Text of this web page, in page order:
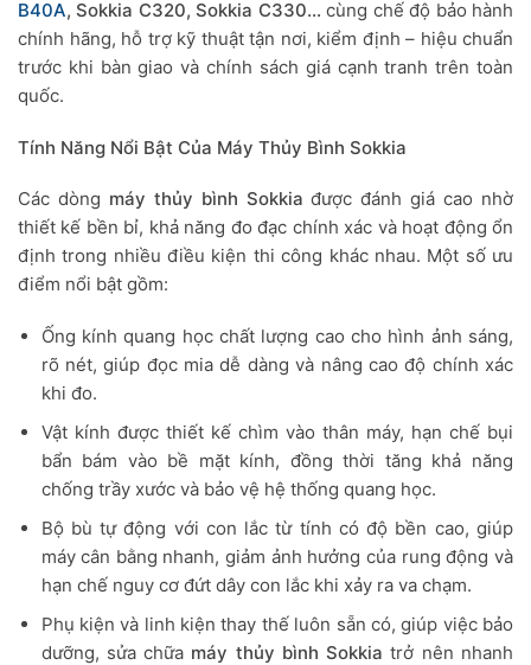
B40A, Sokkia C320, Sokkia C330… cùng chế độ bảo hành
chính hãng, hỗ trợ kỹ thuật tận nơi, kiểm định – hiệu chuẩn
trước khi bàn giao và chính sách giá cạnh tranh trên toàn
quốc.
Tính Năng Nổi Bật Của Máy Thủy Bình Sokkia
Các dòng máy thủy bình Sokkia được đánh giá cao nhờ
thiết kế bền bỉ, khả năng đo đạc chính xác và hoạt động ổn
định trong nhiều điều kiện thi công khác nhau. Một số ưu
điểm nổi bật gồm:
Ống kính quang học chất lượng cao cho hình ảnh sáng,
rõ nét, giúp đọc mia dễ dàng và nâng cao độ chính xác
khi đo.
Vật kính được thiết kế chìm vào thân máy, hạn chế bụi
bẩn bám vào bề mặt kính, đồng thời tăng khả năng
chống trầy xước và bảo vệ hệ thống quang học.
Bộ bù tự động với con lắc từ tính có độ bền cao, giúp
máy cân bằng nhanh, giảm ảnh hưởng của rung động và
hạn chế nguy cơ đứt dây con lắc khi xảy ra va chạm.
Phụ kiện và linh kiện thay thế luôn sẵn có, giúp việc bảo
dưỡng, sửa chữa máy thủy bình Sokkia trở nên nhanh